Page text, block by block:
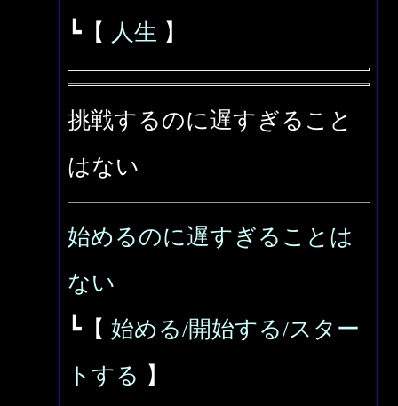
┗【 人生 】
挑戦するのに遅すぎること
はない
始めるのに遅すぎることは
ない
┗【 始める/開始する/スター
トする 】